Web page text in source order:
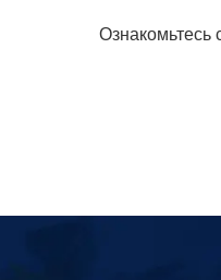
Ознакомьтесь